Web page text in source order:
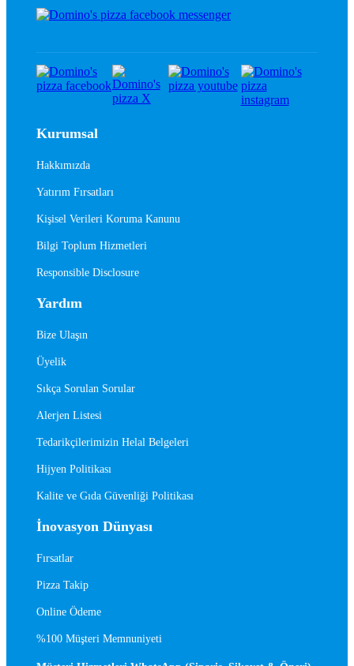
Kurumsal
Hakkımızda
Yatırım Fırsatları
Kişisel Verileri Koruma Kanunu
Bilgi Toplum Hizmetleri
Responsible Disclosure
Yardım
Bize Ulaşın
Üyelik
Sıkça Sorulan Sorular
Alerjen Listesi
Tedarikçilerimizin Helal Belgeleri
Hijyen Politikası
Kalite ve Gıda Güvenliği Politikası
İnovasyon Dünyası
Fırsatlar
Pizza Takip
Online Ödeme
%100 Müşteri Memnuniyeti